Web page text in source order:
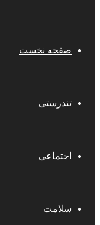
صفحه نخست
تندرستی
اجتماعی
سلامت